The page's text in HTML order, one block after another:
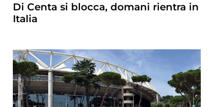
Di Centa si blocca, domani rientra in
Italia